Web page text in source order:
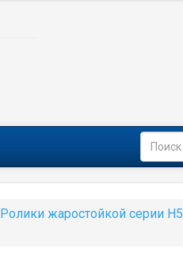
Ролики жаростойкой серии H5